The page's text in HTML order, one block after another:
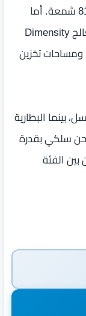
معدل تحديث 120 هرتز وسطوع يصل إلى 810 شمعة. أما
الأداء، فمن المرجح أن يتولى مسؤوليته معالج Dimensity
6300 إلى جانب خيارات 4 أو 8 جيجابايت RAM ومساحات تخزين
بدقة 8 ميجابكسل، بينما البطارية
دعم شحن سلكي بقدرة
الفئة